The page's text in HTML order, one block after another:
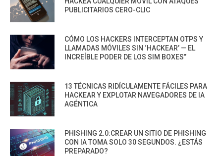
PUBLICITARIOS CERO-CLIC
CÓMO LOS HACKERS INTERCEPTAN OTPS Y
LLAMADAS MÓVILES SIN ‘HACKEAR’ — EL
INCREÍBLE PODER DE LOS SIM BOXES”
13 TÉCNICAS RIDÍCULAMENTE FÁCILES PARA
HACKEAR Y EXPLOTAR NAVEGADORES DE IA
AGÉNTICA
PHISHING 2.0:CREAR UN SITIO DE PHISHING
CON IA TOMA SOLO 30 SEGUNDOS. ¿ESTÁS
PREPARADO?